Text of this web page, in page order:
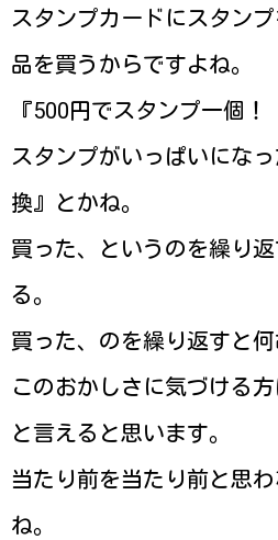
スタンプカードにスタン
品を買うからですよね。
『500円でスタンプ一個！
スタンプがいっぱいにな
換』とかね。
買った、というのを繰り
る。
買った、のを繰り返すと
このおかしさに気づける
と言えると思います。
当たり前を当たり前と思
ね。